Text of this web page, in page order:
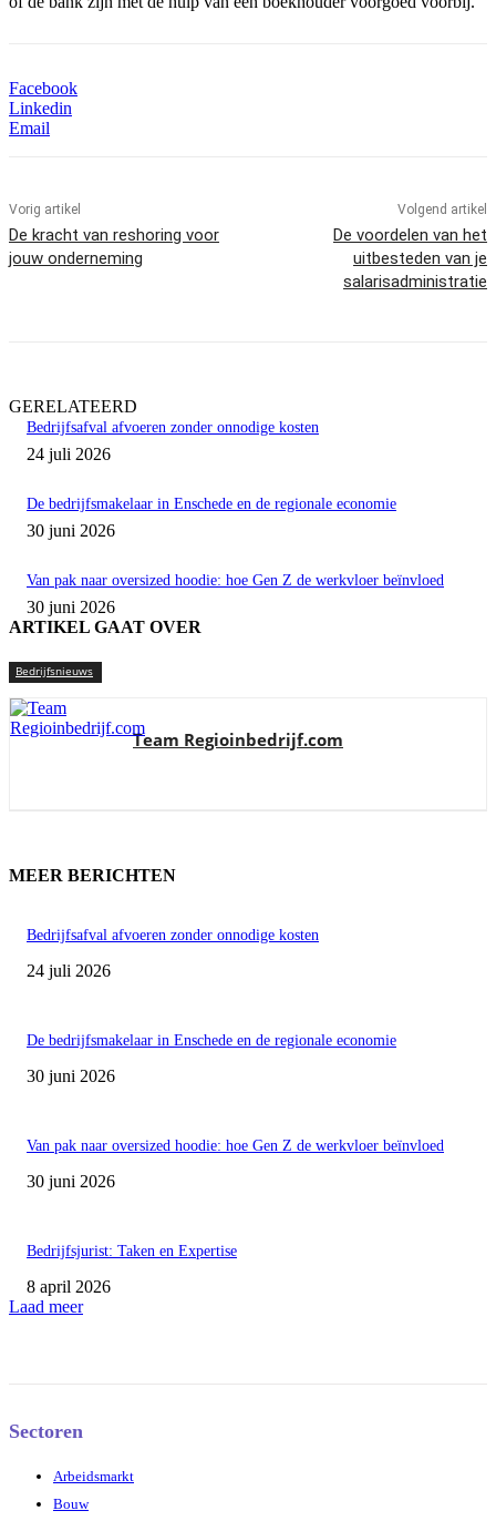
Facebook
Linkedin
Email
Vorig artikel
De kracht van reshoring voor
jouw onderneming
Volgend artikel
De voordelen van het
uitbesteden van je
salarisadministratie
GERELATEERD
Bedrijfsafval afvoeren zonder onnodige kosten
24 juli 2026
De bedrijfsmakelaar in Enschede en de regionale economie
30 juni 2026
Van pak naar oversized hoodie: hoe Gen Z de werkvloer beïnvloed
30 juni 2026
ARTIKEL GAAT OVER
Bedrijfsnieuws
Team Regioinbedrijf.com
MEER BERICHTEN
Bedrijfsafval afvoeren zonder onnodige kosten
24 juli 2026
De bedrijfsmakelaar in Enschede en de regionale economie
30 juni 2026
Van pak naar oversized hoodie: hoe Gen Z de werkvloer beïnvloed
30 juni 2026
Bedrijfsjurist: Taken en Expertise
8 april 2026
Laad meer
Sectoren
Arbeidsmarkt
Bouw